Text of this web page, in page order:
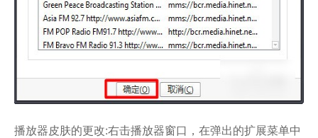
播放器皮肤的更改:右击播放器窗口，在弹出的扩展菜单中